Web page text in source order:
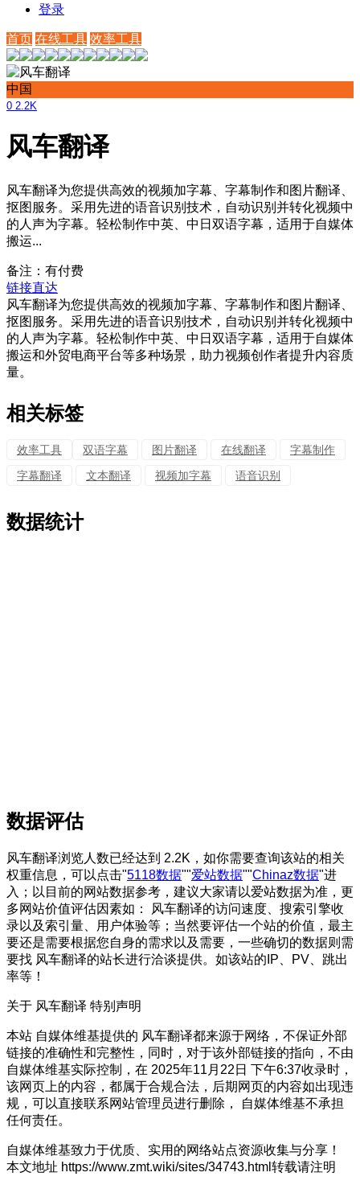
登录
首页 在线工具 效率工具
中国
0 2.2K
风车翻译
风车翻译为您提供高效的视频加字幕、字幕制作和图片翻译、
抠图服务。采用先进的语音识别技术，自动识别并转化视频中
的人声为字幕。轻松制作中英、中日双语字幕，适用于自媒体
搬运...
备注：有付费
链接直达
风车翻译为您提供高效的视频加字幕、字幕制作和图片翻译、
抠图服务。采用先进的语音识别技术，自动识别并转化视频中
的人声为字幕。轻松制作中英、中日双语字幕，适用于自媒体
搬运和外贸电商平台等多种场景，助力视频创作者提升内容质
量。
相关标签
效率工具 双语字幕 图片翻译 在线翻译
字幕制作
字幕翻译
文本翻译 视频加字幕 语音识别
数据统计
数据评估
风车翻译浏览人数已经达到 2.2K，如你需要查询该站的相关
权重信息，可以点击"5118数据""爱站数据""Chinaz数据"进
入；以目前的网站数据参考，建议大家请以爱站数据为准，更
多网站价值评估因素如： 风车翻译的访问速度、搜索引擎收
录以及索引量、用户体验等；当然要评估一个站的价值，最主
要还是需要根据您自身的需求以及需要，一些确切的数据则需
要找 风车翻译的站长进行洽谈提供。如该站的IP、PV、跳出
率等！
关于 风车翻译 特别声明
本站 自媒体维基提供的 风车翻译都来源于网络，不保证外部
链接的准确性和完整性，同时，对于该外部链接的指向，不由
自媒体维基实际控制，在 2025年11月22日 下午6:37收录时，
该网页上的内容，都属于合规合法，后期网页的内容如出现违
规，可以直接联系网站管理员进行删除， 自媒体维基不承担
任何责任。
自媒体维基致力于优质、实用的网络站点资源收集与分享！
本文地址 https://www.zmt.wiki/sites/34743.html转载请注明